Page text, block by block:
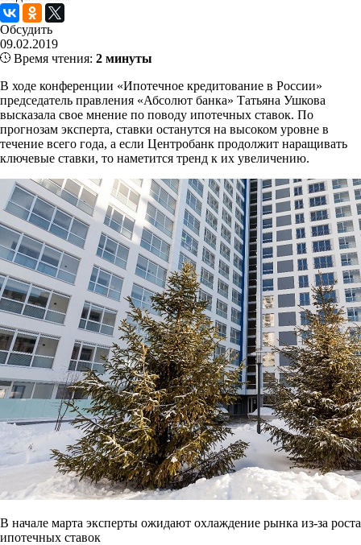
Обсудить
09.02.2019
Время чтения: 2 минуты
В ходе конференции «Ипотечное кредитование в России»
председатель правления «Абсолют банка» Татьяна Ушкова
высказала свое мнение по поводу ипотечных ставок. По
прогнозам эксперта, ставки останутся на высоком уровне в
течение всего года, а если Центробанк продолжит наращивать
ключевые ставки, то наметится тренд к их увеличению.
В начале марта эксперты ожидают охлаждение рынка из-за роста
ипотечных ставок